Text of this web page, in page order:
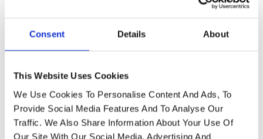
Consent Details About
This Website Uses Cookies
We Use Cookies To Personalise Content And Ads, To
Provide Social Media Features And To Analyse Our
Traffic. We Also Share Information About Your Use Of
Our Site With Our Social Media, Advertising And
NFG Sommeraktion
Schreibe Einen Kommentar / Landverkehr
NFG Sommeraktion
5 % Neukundenrabatt Auf
NFG
Sommeraktion